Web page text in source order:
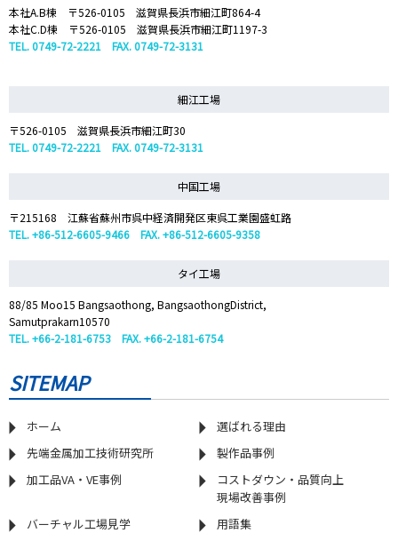
本社A.B棟 〒526-0105 滋賀県長浜市細江町864-4
本社C.D棟 〒526-0105 滋賀県長浜市細江町1197-3
TEL. 0749-72-2221 FAX. 0749-72-3131
細江工場
〒526-0105 滋賀県長浜市細江町30
TEL. 0749-72-2221 FAX. 0749-72-3131
中国工場
〒215168 江蘇省蘇州市呉中経済開発区東呉工業園盛虹路
TEL. +86-512-6605-9466 FAX. +86-512-6605-9358
タイ工場
88/85 Moo15 Bangsaothong, BangsaothongDistrict,
Samutprakarn10570
TEL. +66-2-181-6753 FAX. +66-2-181-6754
SITEMAP
ホーム
選ばれる理由
先端金属加工技術研究所
製作品事例
加工品VA・VE事例
コストダウン・品質向上
現場改善事例
バーチャル工場見学
用語集